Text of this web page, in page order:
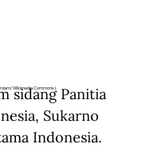
Wikimedia Commons).
sidang Panitia
Sukarno
Indonesia.